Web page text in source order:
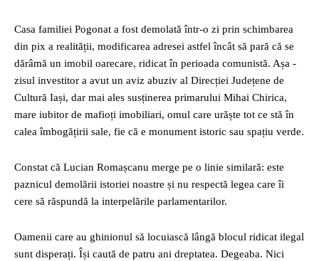
Casa familiei Pogonat a fost demolată într-o zi prin schimbarea
din pix a realității, modificarea adresei astfel încât să pară că se
dărâmă un imobil oarecare, ridicat în perioada comunistă. Așa -
zisul investitor a avut un aviz abuziv al Direcției Județene de
Cultură Iași, dar mai ales susținerea primarului Mihai Chirica,
mare iubitor de mafioți imobiliari, omul care urăște tot ce stă în
calea îmbogățirii sale, fie că e monument istoric sau spațiu verde.
Constat că Lucian Romașcanu merge pe o linie similară: este
paznicul demolării istoriei noastre și nu respectă legea care îi
cere să răspundă la interpelările parlamentarilor.
Oamenii care au ghinionul să locuiască lângă blocul ridicat ilegal
sunt disperați. Își caută de patru ani dreptatea. Degeaba. Nici